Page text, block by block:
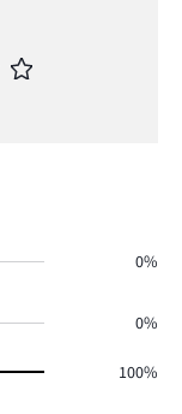
0%
0%
100%